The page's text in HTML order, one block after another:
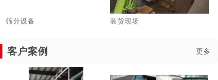
筛分设备 装货现场
客户案例 更多